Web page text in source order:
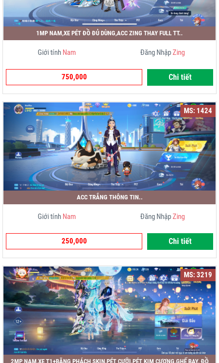
1MP NAM,XE PÉT ĐỒ ĐỦ DÙNG,ACC ZING THAY FULL TT..
Giới tính Nam Đăng NhậpZing
750,000 Chi tiết
MS: 1424
ACC TRẮNG THÔNG TIN..
Giới tính Nam Đăng NhậpZing
250,000 Chi tiết
MS: 3219
2MP NAM,XE T1+BĂNG PHÁCH SKIN,PÉT CƯỠI,PÉT KIM CƯƠNG,GHẾ BAY, ĐỒ